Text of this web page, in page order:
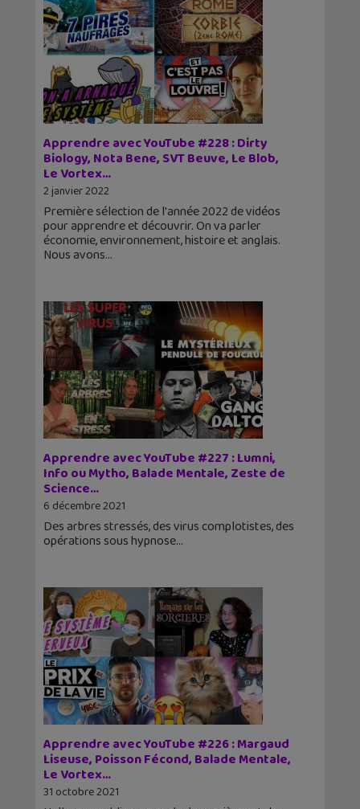
Apprendre avec YouTube #228 : Dirty
Biology, Nota Bene, SVT Beuve, Le Blob,
Le Vortex…
2 janvier 2022
Première sélection de l'année 2022 de vidéos
pour apprendre et découvrir. On va parler
économie, environnement, histoire et anglais.
Nous avons
Apprendre avec YouTube #227 : Lumni,
Info ou Mytho, Balade Mentale, Zeste de
Science…
6 décembre 2021
Des arbres stressés, des virus complotistes, des
opérations sous hypnose
Apprendre avec YouTube #226 : Margaud
Liseuse, Poisson Fécond, Balade Mentale,
Le Vortex…
31 octobre 2021